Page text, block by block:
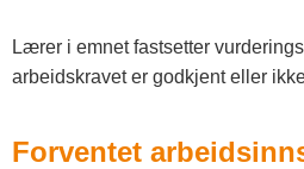
Lærer i emnet fastsetter
arbeidskravet er godkjent eller
Forventet